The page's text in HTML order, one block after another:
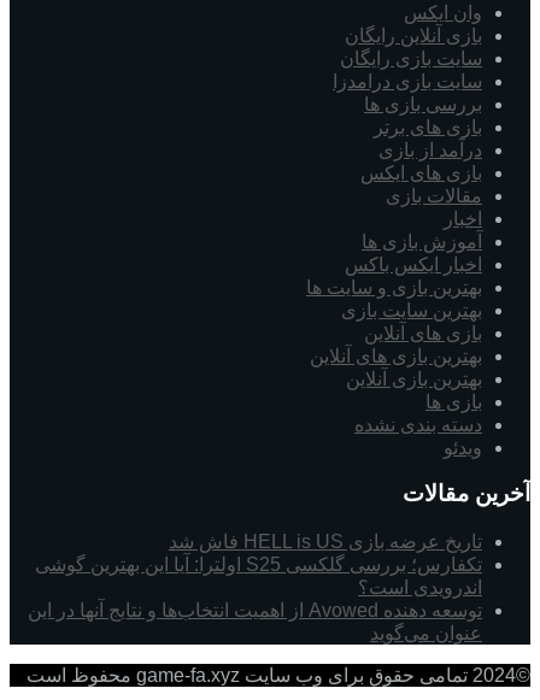
وان ایکس
بازی آنلاین رایگان
سایت بازی رایگان
سایت بازی درامدزا
بررسی بازی ها
بازی های برتر
درآمد از بازی
بازی های ایکس
مقالات بازی
اخبار
آموزش بازی ها
اخبار ایکس باکس
بهترین بازی و سایت ها
بهترین سایت بازی
بازی های آنلاین
بهترین بازی های آنلاین
بهترین بازی آنلاین
بازی ها
دسته بندی نشده
ویدئو
آخرین مقالات
تاریخ عرضه بازی HELL is US فاش شد
تکفارس؛ بررسی گلکسی S25 اولترا: آیا این بهترین گوشی
اندرویدی است؟
توسعه دهنده Avowed از اهمیت انتخاب‌ها و نتایج آنها در این
عنوان می‌گوید
©2024 تمامی حقوق برای وب سایت game-fa.xyz محفوظ است